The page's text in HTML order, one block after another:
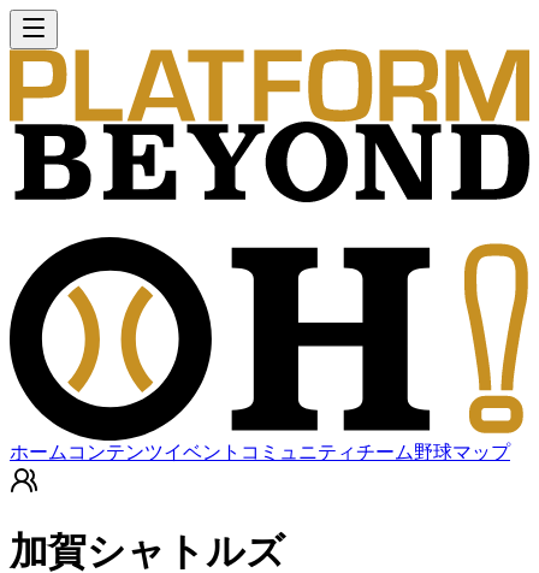
ホーム コンテンツイベント コミュニティチーム野球マップ
加賀シャトルズ